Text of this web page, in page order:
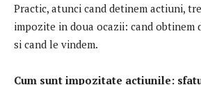
Practic, atunci cand detinem actiuni,
impozite in doua ocazii: cand obtinem
si cand le vindem.
Cum sunt impozitate actiunile: